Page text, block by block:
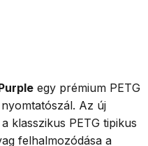
egy prémium PETG
Az új
klasszikus PETG tipikus
felhalmozódása a